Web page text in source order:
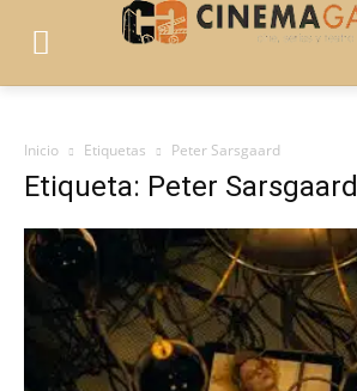
Inicio Etiquetas Peter Sarsgaard
Etiqueta: Peter Sarsgaard